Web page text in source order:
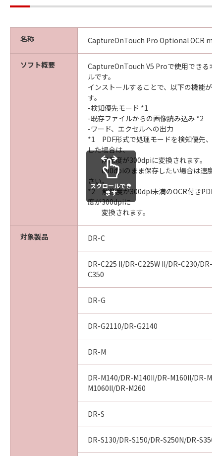
名称 CaptureOnTouch Pro Optional OCR
ソフト概要
CaptureOnTouch V5 Proで使用できるオ
ルです。
インストールすることで、以下の機能が使
す。
-検知優先モード *1
-既存ファイルからの画像読み込み *2
-ワード、エクセルへの出力
*1 PDF形式で処理モードを検知優先、解
した場合は、
解像度が300dpiに変換されます。
600dpiのまま保存したい場合は速度優
さい。
*2 解像度が300dpi未満のOCR付きPDF
度が300dpiに
変換されます。
対象製品 DR-C
DR-C225 II/DR-C225W II/DR-C230/DR-
C350
DR-G
DR-G2110/DR-G2140
DR-M
DR-M140/DR-M140II/DR-M160II/DR-
M1060II/DR-M260
DR-S
DR-S130/DR-S150/DR-S250N/DR-
スクロールでき
ます